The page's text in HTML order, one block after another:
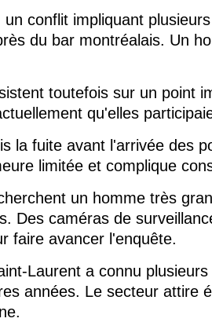
un conflit impliquant
du bar montréalais. Un
toutefois sur un point
qu'elles
la fuite avant l'arrivée des
limitée et complique
un homme très
Des caméras de
faire avancer l'enquête.
Laurent a connu
années. Le secteur attire